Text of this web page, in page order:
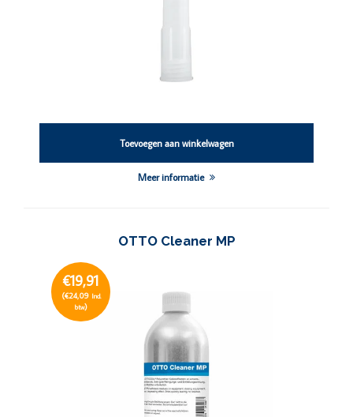
Toevoegen aan winkelwagen
Meer informatie
OTTO Cleaner MP
€19,91
(€24,09 Incl.
btw)